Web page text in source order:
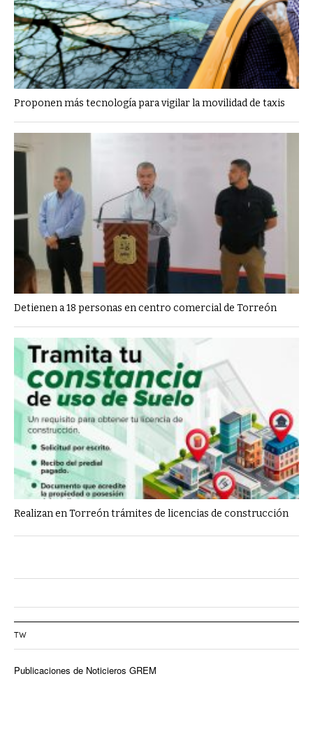
Proponen más tecnología para vigilar la movilidad de taxis
Detienen a 18 personas en centro comercial de Torreón
Realizan en Torreón trámites de licencias de construcción
TW
Publicaciones de Noticieros GREM